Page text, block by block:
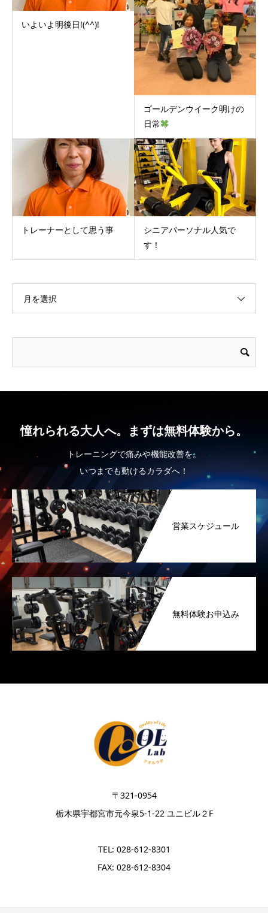
いよいよ明後日!(^^)!
ゴールデンウイーク明けの
日常
トレーナーとして思う事
シニアパーソナル人気で
す！
月を選択
憧れられる大人へ。まずは無料体験から。
トレーニングで痛みや機能改善を。
いつまでも動けるカラダへ！
営業スケジュール
無料体験お申込み
〒321-0954
栃木県宇都宮市元今泉5-1-22 ユニビル２F
TEL: 028-612-8301
FAX: 028-612-8304